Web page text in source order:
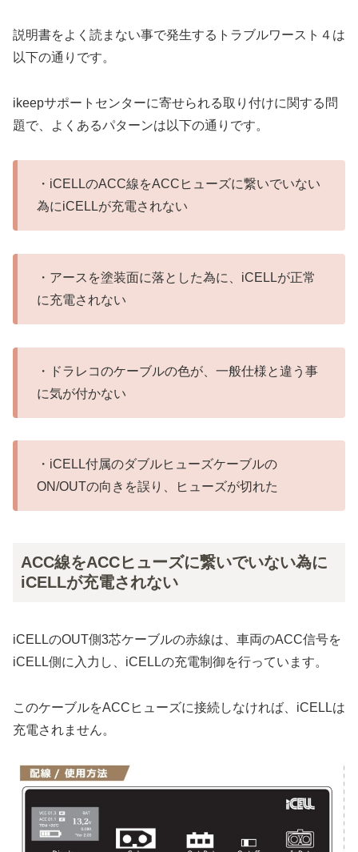
説明書をよく読まない事で発生するトラブルワースト４は
以下の通りです。
ikeepサポートセンターに寄せられる取り付けに関する問
題で、よくあるパターンは以下の通りです。
・iCELLのACC線をACCヒューズに繋いでいない
為にiCELLが充電されない
・アースを塗装面に落とした為に、iCELLが正常
に充電されない
・ドラレコのケーブルの色が、一般仕様と違う事
に気が付かない
・iCELL付属のダブルヒューズケーブルの
ON/OUTの向きを誤り、ヒューズが切れた
ACC線をACCヒューズに繋いでいない為に
iCELLが充電されない
iCELLのOUT側3芯ケーブルの赤線は、車両のACC信号を
iCELL側に入力し、iCELLの充電制御を行っています。
このケーブルをACCヒューズに接続しなければ、iCELLは
充電されません。